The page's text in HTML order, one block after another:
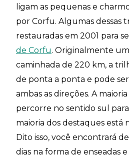
ligam as pequenas e
por Corfu. Algumas dessas
restauradas em 2001 para
de Corfu. Originalmente
caminhada de 220 km, a
de ponta a ponta e pode
ambas as direções. A maioria
percorre no sentido sul
maioria dos destaques está
Dito isso, você encontrará
dias na forma de enseadas